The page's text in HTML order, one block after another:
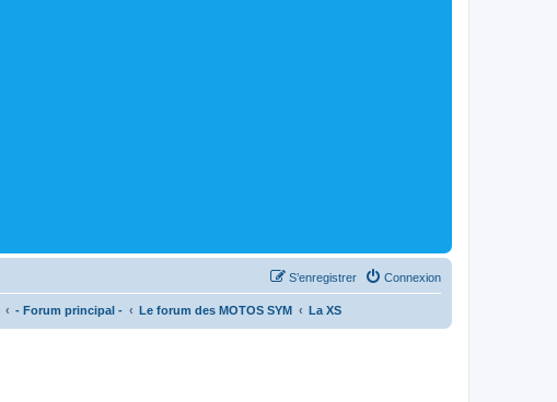
Connexion
S’enregistrer
- Forum principal - Le forum des MOTOS SYM La XS